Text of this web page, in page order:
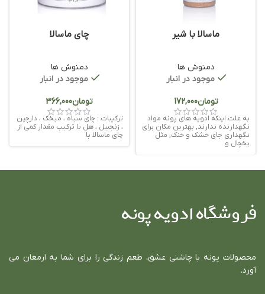
ماسالا با شیر
دمنوش ها
موجود در انبار
تومان
به علت اینکه ادویه های پونه مواد
نگهدارنده ندارند, بهترین مکان برای
نگهداری جای خشک و خنک, مثل
یخچال و
چای ماسالا
دمنوش ها
موجود در انبار
تومان
ترکیبات : چای سیاه ، میخک ، دارچین
، زنجبیل ، هل با ترکیب مقدار کمی از
چای ماسالا با
فروشگاه ادویه پونه
محصولات پونه با چاشني عشق، طعم زندگي را براي شما به ارمغان مي
آورد.